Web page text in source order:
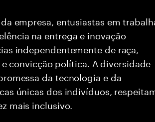
empresa, entusiastas em
na entrega e inovação
independentemente de raça,
convicção política. A diversidade
da tecnologia e da
únicas dos indivíduos,
mais inclusivo.